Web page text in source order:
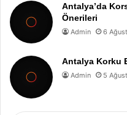
Antalya’da
Önerileri
Admin 6
Antalya Korku
Admin 5